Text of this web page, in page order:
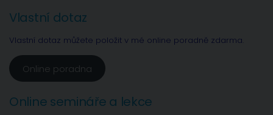
Vlastní dotaz
Vlastní dotaz můžete položit v mé online poradně zdarma.
Online poradna
Online semináře a lekce